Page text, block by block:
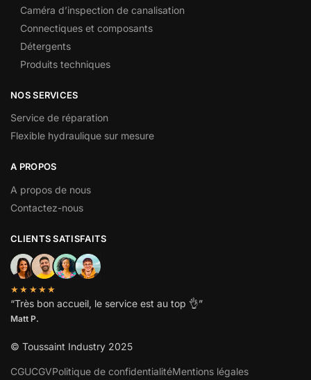
Caméra d’inspection de canalisation
Connectiques et composants
Détergents
Produits techniques
NOS SERVICES
Service de réparation
Flexible hydraulique sur mesure
A PROPOS
A propos de nous
Contactez-nous
CLIENTS SATISFAITS
★★★★★
“Très bon accueil, le service est au top 👌”
Matt P.
© Toussaint Industry 2025
CGUCGVPolitique de confidentialitéMentions légales